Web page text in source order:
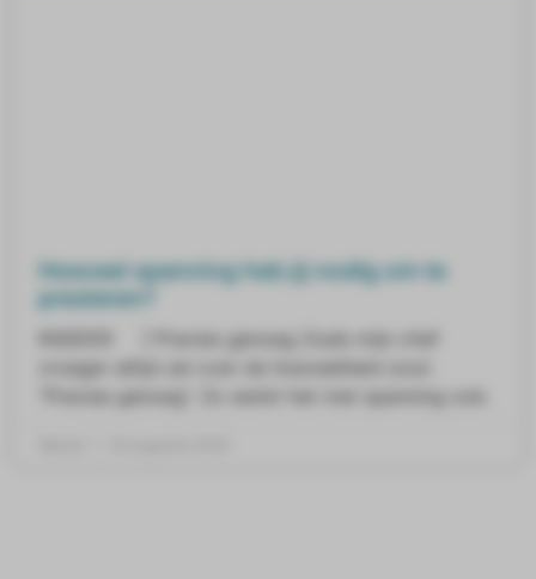
Hoeveel spanning heb jij nodig om te
presteren?
INSIDER ] Precies genoeg Zoals mijn chef
vroeger altijd zei over de hoeveelheid zout: